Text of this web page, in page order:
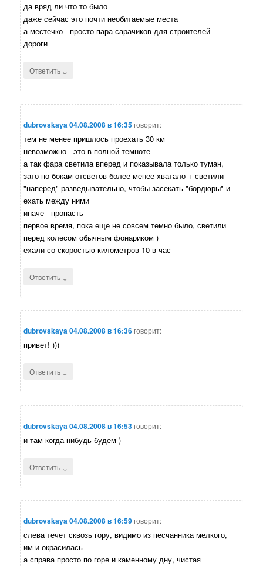
да вряд ли что то было
даже сейчас это почти необитаемые места
а местечко - просто пара сарачиков для строителей
дороги
Ответить ↓
dubrovskaya04.08.2008 в 16:35говорит:
тем не менее пришлось проехать 30 км
невозможно - это в полной темноте
а так фара светила вперед и показывала только туман,
зато по бокам отсветов более менее хватало + светили
"наперед" разведывательно, чтобы засекать "бордюры" и
ехать между ними
иначе - пропасть
первое время, пока еще не совсем темно было, светили
перед колесом обычным фонариком )
ехали со скоростью километров 10 в час
Ответить ↓
dubrovskaya04.08.2008 в 16:36говорит:
привет! )))
Ответить ↓
dubrovskaya04.08.2008 в 16:53говорит:
и там когда-нибудь будем )
Ответить ↓
dubrovskaya04.08.2008 в 16:59говорит:
слева течет сквозь гору, видимо из песчанника мелкого,
им и окрасилась
а справа просто по горе и каменному дну, чистая